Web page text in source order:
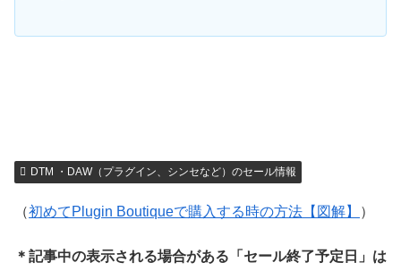
DTM ・DAW（プラグイン、シンセなど）のセール情報
（初めてPlugin Boutiqueで購入する時の方法【図解】 ）
＊記事中の表示される場合がある「セール終了予定日」は